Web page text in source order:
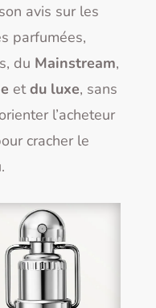
avis sur les
parfumées,
du Mainstream,
etdu luxe, sans
l’acheteur
cracher le